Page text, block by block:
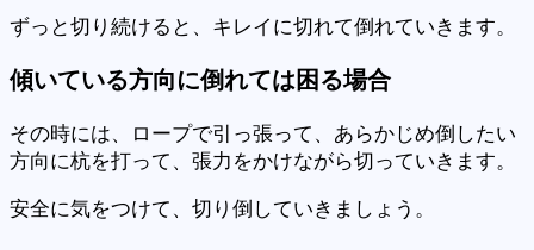
ずっと切り続けると、キレイに切れて倒れていきます。
傾いている方向に倒れては困る場合
その時には、ロープで引っ張って、あらかじめ倒したい
方向に杭を打って、張力をかけながら切っていきます。
安全に気をつけて、切り倒していきましょう。